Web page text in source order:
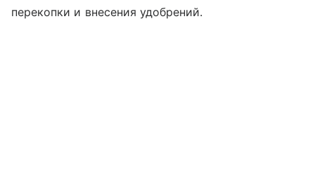
перекопки и внесения удобрений.